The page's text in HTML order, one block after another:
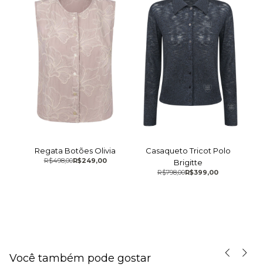
Regata Botões Olivia
R$249,00
R$498,00
Casaqueto Tricot Polo
Brigitte
R$399,00
R$798,00
Você também pode gostar